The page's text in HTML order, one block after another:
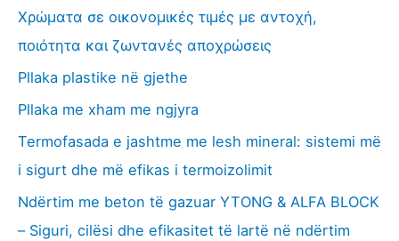
p
ë
r
:
Χρώματα σε οικονομικές τιμές με αντοχή,
ποιότητα και ζωντανές αποχρώσεις
Pllaka plastike në gjethe
Pllaka me xham me ngjyra
Termofasada e jashtme me lesh mineral: sistemi më
i sigurt dhe më efikas i termoizolimit
Ndërtim me beton të gazuar YTONG & ALFA BLOCK
– Siguri, cilësi dhe efikasitet të lartë në ndërtim